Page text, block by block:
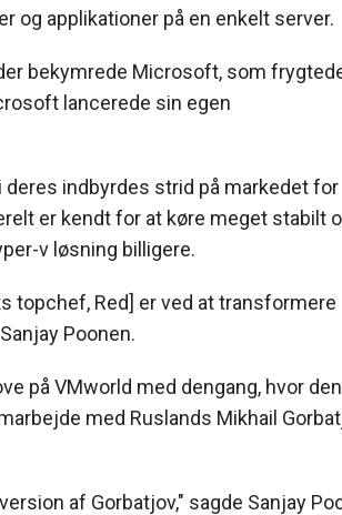
og applikationer på en enkelt server.
bekymrede Microsoft, som
lancerede sin egen
indbyrdes strid på markedet for
er kendt for at køre meget stabilt
v løsning billigere.
topchef, Red] er ved at transformere
Poonen.
på VMworld med dengang, hvor den
med Ruslands Mikhail
af Gorbatjov," sagde Sanjay